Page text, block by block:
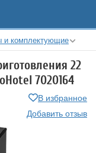
и комплектующие
22
7020164
В избранное
Добавить отзыв